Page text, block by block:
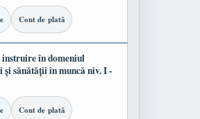
Cont de plată
instruire în domeniul
și sănătății în muncă niv. I -
Cont de plată